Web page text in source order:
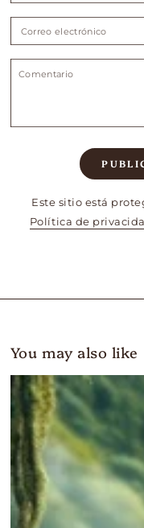
electrónico
Este sitio está
Política de
You may also like